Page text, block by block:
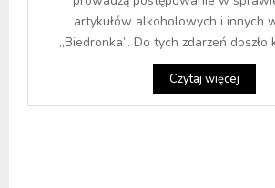
artykułów alkoholowych i innych
„Biedronka”. Do tych zdarzeń doszło
Czytaj więcej